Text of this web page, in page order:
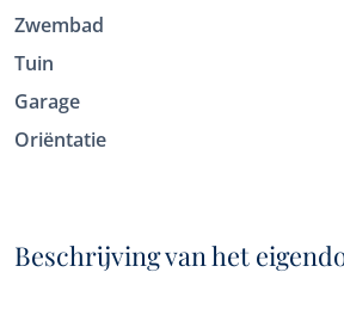
Zwembad
Tuin
Garage
Oriëntatie
Beschrijving van het